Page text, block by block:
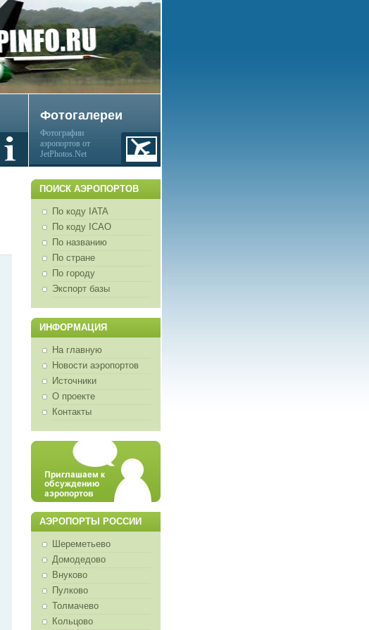
Фотогалереи
Фотографии
аэропортов от
JetPhotos.Net
ПОИСК АЭРОПОРТОВ
По коду IATA
По коду ICAO
По названию
По стране
По городу
Экспорт базы
ИНФОРМАЦИЯ
На главную
Новости аэропортов
Источники
О проекте
Контакты
АЭРОПОРТЫ РОССИИ
Шереметьево
Домодедово
Внуково
Пулково
Толмачево
Кольцово